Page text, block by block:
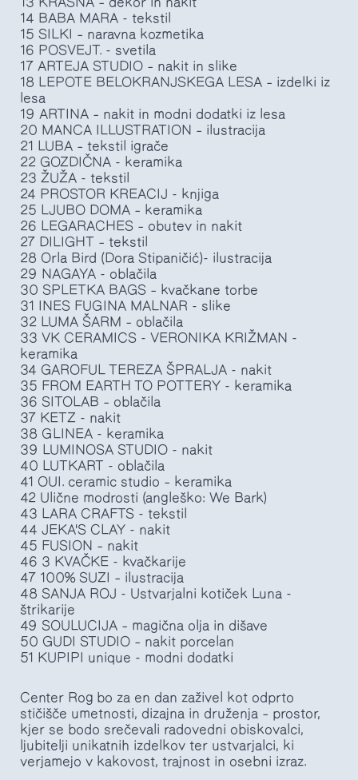
14 BABA MARA - tekstil
15 SILKI – naravna kozmetika
16 POSVEJT. - svetila
17 ARTEJA STUDIO – nakit in slike
18 LEPOTE BELOKRANJSKEGA LESA – izdelki iz
lesa
19 ARTINA – nakit in modni dodatki iz lesa
20 MANCA ILLUSTRATION – ilustracija
21 LUBA – tekstil igrače
22 GOZDIČNA - keramika
23 ŽUŽA - tekstil
24 PROSTOR KREACIJ - knjiga
25 LJUBO DOMA – keramika
26 LEGARACHES – obutev in nakit
27 DILIGHT – tekstil
28 Orla Bird (Dora Stipaničić)- ilustracija
29 NAGAYA - oblačila
30 SPLETKA BAGS – kvačkane torbe
31 INES FUGINA MALNAR - slike
32 LUMA ŠARM – oblačila
33 VK CERAMICS - VERONIKA KRIŽMAN -
keramika
34 GAROFUL TEREZA ŠPRALJA - nakit
35 FROM EARTH TO POTTERY - keramika
36 SITOLAB – oblačila
37 KETZ - nakit
38 GLINEA - keramika
39 LUMINOSA STUDIO - nakit
40 LUTKART - oblačila
41 OUI. ceramic studio – keramika
42 Ulične modrosti (angleško: We Bark)
43 LARA CRAFTS - tekstil
44 JEKA'S CLAY - nakit
45 FUSION – nakit
46 3 KVAČKE - kvačkarije
47 100% SUZI – ilustracija
48 SANJA ROJ - Ustvarjalni kotiček Luna -
štrikarije
49 SOULUCIJA – magična olja in dišave
50 GUDI STUDIO – nakit porcelan
51 KUPIPI unique - modni dodatki
Center Rog bo za en dan zaživel kot odprto
stičišče umetnosti, dizajna in druženja – prostor,
kjer se bodo srečevali radovedni obiskovalci,
ljubitelji unikatnih izdelkov ter ustvarjalci, ki
verjamejo v kakovost, trajnost in osebni izraz.